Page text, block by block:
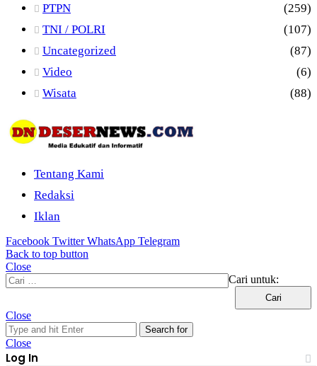
PTPN
(259)
TNI / POLRI
(107)
Uncategorized
(87)
Video
(6)
Wisata
(88)
Tentang Kami
Redaksi
Iklan
Facebook Twitter WhatsApp Telegram
Back to top button
Close
Cari untuk:
Close
Search for
Close
Log In